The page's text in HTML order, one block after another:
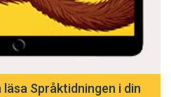
Språktidningen i din